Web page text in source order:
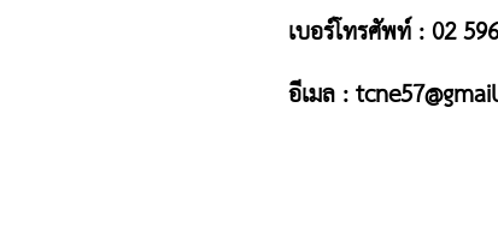
เบอร์โทรศัพท์ : 02
อีเมล :